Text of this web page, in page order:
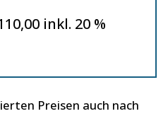
inkl. 20 %
Preisen auch nach